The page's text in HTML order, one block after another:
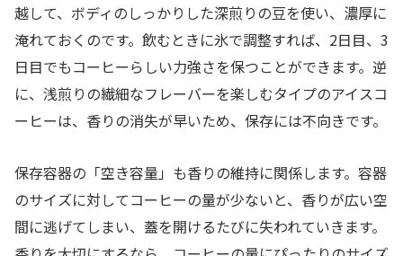
越して、ボディのしっかりした深煎りの豆を使い、濃厚に
淹れておくのです。飲むときに氷で調整すれば、2日目、3
日目でもコーヒーらしい力強さを保つことができます。逆
に、浅煎りの繊細なフレーバーを楽しむタイプのアイスコ
ーヒーは、香りの消失が早いため、保存には不向きです。
保存容器の「空き容量」も香りの維持に関係します。容器
のサイズに対してコーヒーの量が少ないと、香りが広い空
間に逃げてしまい、蓋を開けるたびに失われていきます。